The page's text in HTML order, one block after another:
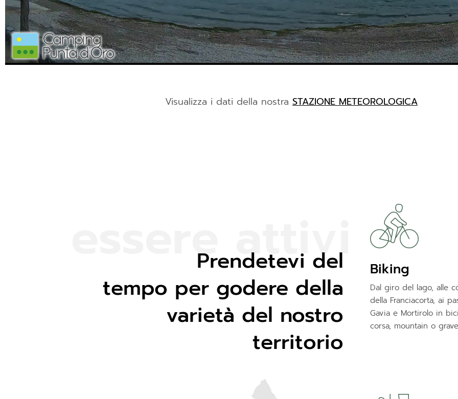
Visualizza i dati della nostra STAZIONE METEOROLOGICA
e attivi
Prendetevi del
tempo per godere della
varietà del nostro
territorio
Biking
Dal giro del lago, alle
della Franciacorta, ai
Gavia e Mortirolo in
corsa, mountain o